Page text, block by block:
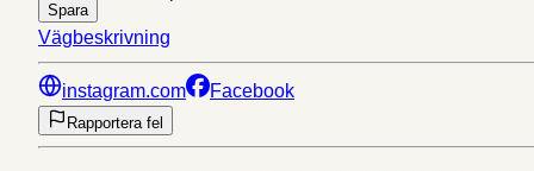
Spara
Vägbeskrivning
instagram.com Facebook
Rapportera fel